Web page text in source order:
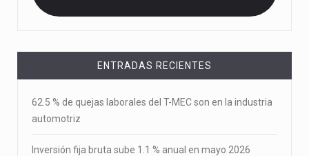
ENTRADAS RECIENTES
62.5 % de quejas laborales del T-MEC son en la industria
automotriz
Inversión fija bruta sube 1.1 % anual en mayo 2026